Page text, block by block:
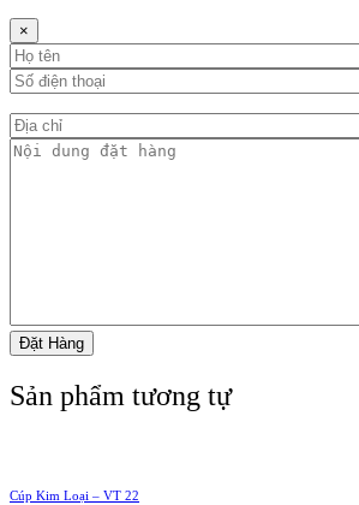
×
Sản phẩm tương tự
Cúp Kim Loại – VT 22